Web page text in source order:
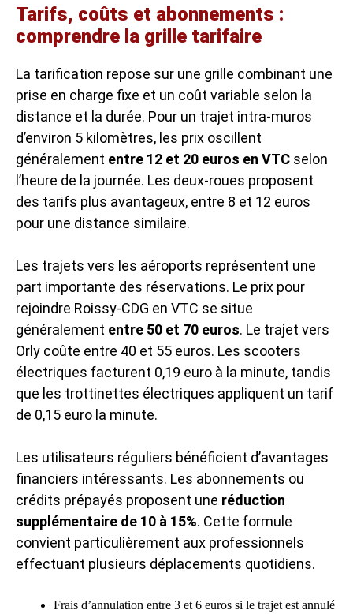
Tarifs, coûts et abonnements :
comprendre la grille tarifaire
La tarification repose sur une grille combinant une
prise en charge fixe et un coût variable selon la
distance et la durée. Pour un trajet intra-muros
d’environ 5 kilomètres, les prix oscillent
généralement entre 12 et 20 euros en VTC selon
l’heure de la journée. Les deux-roues proposent
des tarifs plus avantageux, entre 8 et 12 euros
pour une distance similaire.
Les trajets vers les aéroports représentent une
part importante des réservations. Le prix pour
rejoindre Roissy-CDG en VTC se situe
généralement entre 50 et 70 euros. Le trajet vers
Orly coûte entre 40 et 55 euros. Les scooters
électriques facturent 0,19 euro à la minute, tandis
que les trottinettes électriques appliquent un tarif
de 0,15 euro la minute.
Les utilisateurs réguliers bénéficient d’avantages
financiers intéressants. Les abonnements ou
crédits prépayés proposent une réduction
supplémentaire de 10 à 15%. Cette formule
convient particulièrement aux professionnels
effectuant plusieurs déplacements quotidiens.
Frais d’annulation entre 3 et 6 euros si le trajet est annulé